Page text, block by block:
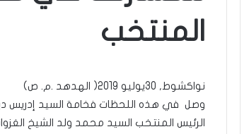
المنتخب
نواكشوط, 30يوليو 2019( الهدهد .م. ص)
وصل في هذه اللحظات فخامة السيد إدريس
الرئيس المنتخب السيد محمد ولد الشيخ
ومضة ..أفول شمس الإنسانية في
ومضة
الانصاف
…/
بين
مطرقة
9 مايو، 2023
ومضة
مطرقة